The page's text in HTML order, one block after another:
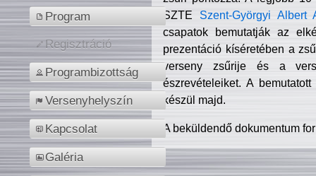
Program
Regisztráció
Programbizottság
Versenyhelyszín
Kapcsolat
Galéria
SZTE Szent-Györgyi Albert
csapatok bemutatják az
prezentáció kíséretében a
verseny zsűrije és a
észrevételeiket. A
készül majd.
A beküldendő dokumentum